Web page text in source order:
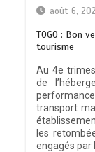
août 6,
TOGO : Bon
tourisme
Au 4e
de
transport
les
engagés par